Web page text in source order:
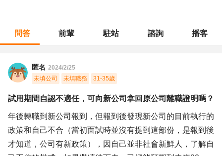
問答 前輩 駐站 諮詢 播客
匿名 2024/2/25
未填公司
未填職務 31-35歲
試用期間自認不適任，可向新公司拿回原公司離職證明嗎？
年後轉職到新公司報到，但報到後發現新公司的目前執行的
政策和自己不合（當初面試時並沒有提到這部份，是報到後
才知道，公司有新政策），因自己並非社會新鮮人，了解自